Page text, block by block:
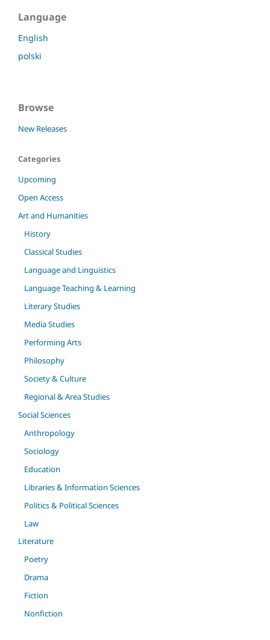
Language
English
polski
Browse
New Releases
Categories
Upcoming
Open Access
Art and Humanities
History
Classical Studies
Language and Linguistics
Language Teaching & Learning
Literary Studies
Media Studies
Performing Arts
Philosophy
Society & Culture
Regional & Area Studies
Social Sciences
Anthropology
Sociology
Education
Libraries & Information Sciences
Politics & Political Sciences
Law
Literature
Poetry
Drama
Fiction
Nonfiction